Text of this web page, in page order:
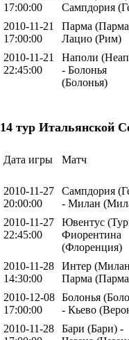
17:00:00
Сампдория
2010-11-21
17:00:00
Парма
Лацио (Рим)
2010-11-21
22:45:00
Наполи
- Болонья
(Болонья)
14 тур Итальянской
Дата игры Матч
2010-11-27
20:00:00
Сампдория
- Милан
2010-11-27
22:45:00
Ювентус
Фиорентина
(Флоренция)
2010-11-28
14:30:00
Интер
Парма
2010-12-08
17:00:00
Болонья
- Кьево
2010-11-28
Бари (Бари) -